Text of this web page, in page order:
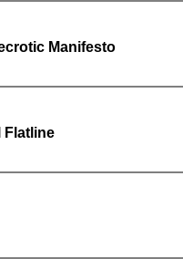
Manifesto
Flatline